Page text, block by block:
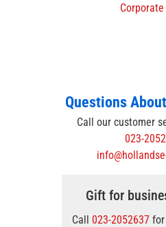
Questions
Call our customer
023-
Gift for
Call 023-2052637for